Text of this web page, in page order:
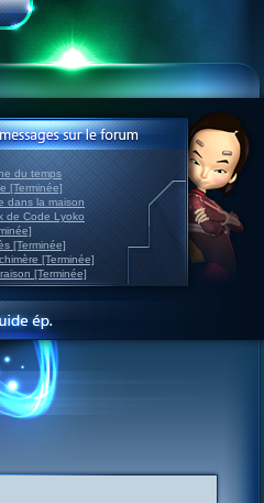
du temps
[Terminée]
dans la maison
de Code Lyoko
[Terminée]
[Terminée]
[Terminée]